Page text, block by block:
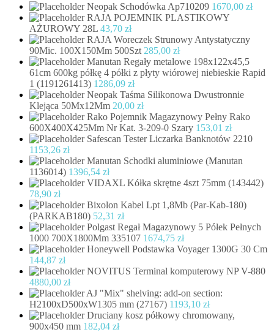
Neopak Schodówka Ap710209 1670,00 zł
RAJA POJEMNIK PLASTIKOWY
AŻUROWY 28L 43,70 zł
RAJA Woreczek Strunowy Antystatyczny
90Mic. 100X150Mm 500Szt 285,00 zł
Manutan Regały metalowe 198x122x45,5
61cm 600kg półkę 4 półki z płyty wiórowej niebieskie Rapid
1 (1191261413) 1286,09 zł
Neopak Taśma Silikonowa Dwustronnie
Klejąca 50Mx12Mm 20,00 zł
Rako Pojemnik Magazynowy Pełny Rako
600X400X425Mm Nr Kat. 3-209-0 Szary 153,01 zł
Safescan Tester Liczarka Banknotów 2210
1153,26 zł
Manutan Schodki aluminiowe (Manutan
1136014) 1396,54 zł
VIDAXL Kółka skrętne 4szt 75mm (143442)
78,90 zł
Bixolon Kabel Lpt 1,8Mb (Par-Kab-180)
(PARKAB180) 52,31 zł
Polgast Regał Magazynowy 5 Półek Pełnych
1000 700X1800Mm 335107 1674,75 zł
Honeywell Podstawka Voyager 1300G 30 Cm
144,87 zł
NOVITUS Terminal komputerowy NP V-880
4880,00 zł
AJ "Mix" shelving: add-on section:
H2100xD500xW1305 mm (27167) 1193,10 zł
Druciany kosz półkowy chromowany,
900x450 mm 182,04 zł